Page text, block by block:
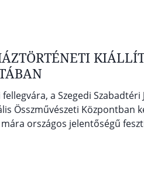
a Szegedi
Összművészeti Központban
országos jelentőségű